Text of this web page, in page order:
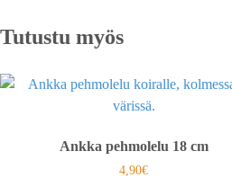
Tutustu myös
Ankka pehmolelu 18 cm
4,90€